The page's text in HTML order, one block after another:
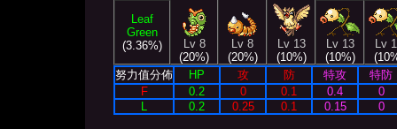
Lv 8
(20%)
Lv 8
(20%)
Lv 13
(10%)
Leaf
Green
(3.36%)
Lv 13
(10%)
Lv
努力值分佈
HP 攻 防 特攻
特防
F
0.2 0 0.1 0.4
0
L
0.2 0.25 0.1 0.15 0